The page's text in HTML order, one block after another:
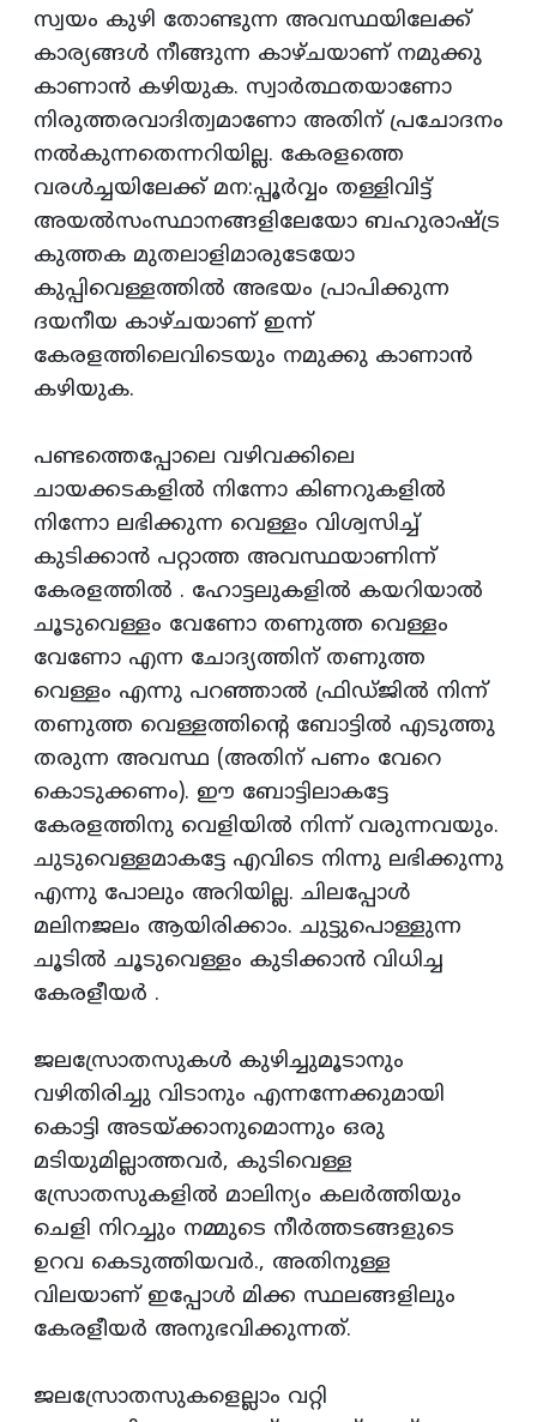
സ്വയം കുഴി തോണ്ടുന്ന അവസ്ഥയിലേക്ക്‌
കാര്യങ്ങള്‍ നീങ്ങുന്ന കാഴ്‌ചയാണ്‌ നമുക്കു
കാണാന്‍ കഴിയുക. സ്വാര്‍ത്ഥതയാണോ
നിരുത്തരവാദിത്വമാണോ അതിന്‌ പ്രചോദനം
നല്‍കുന്നതെന്നറിയില്ല. കേരളത്തെ
വരള്‍ച്ചയിലേക്ക്‌ മന:പ്പൂര്‍വ്വം തള്ളിവിട്ട്‌
അയല്‍സംസ്ഥാനങ്ങളിലേയോ ബഹുരാഷ്ട്ര
കുത്തക മുതലാളിമാരുടേയോ
കുപ്പിവെള്ളത്തില്‍ അഭയം പ്രാപിക്കുന്ന
ദയനീയ കാഴ്‌ചയാണ്‌ ഇന്ന്‌
കേരളത്തിലെവിടെയും നമുക്കു കാണാന്‍
കഴിയുക.
പണ്ടത്തെപ്പോലെ വഴിവക്കിലെ
ചായക്കടകളില്‍ നിന്നോ കിണറുകളില്‍
നിന്നോ ലഭിക്കുന്ന വെള്ളം വിശ്വസിച്ച്‌
കുടിക്കാന്‍ പറ്റാത്ത അവസ്ഥയാണിന്ന്‌
കേരളത്തില്‍ . ഹോട്ടലുകളില്‍ കയറിയാല്‍
ചൂടുവെള്ളം വേണോ തണുത്ത വെള്ളം
വേണോ എന്ന ചോദ്യത്തിന്‌ തണുത്ത
വെള്ളം എന്നു പറഞ്ഞാല്‍ ഫ്രിഡ്‌ജില്‍ നിന്ന്‌
തണുത്ത വെള്ളത്തിന്റെ ബോട്ടില്‍ എടുത്തു
തരുന്ന അവസ്ഥ (അതിന്‌ പണം വേറെ
കൊടുക്കണം). ഈ ബോട്ടിലാകട്ടേ
കേരളത്തിനു വെളിയില്‍ നിന്ന്‌ വരുന്നവയും.
ചുടുവെള്ളമാകട്ടേ എവിടെ നിന്നു ലഭിക്കുന്നു
എന്നു പോലും അറിയില്ല. ചിലപ്പോള്‍
മലിനജലം ആയിരിക്കാം. ചുട്ടുപൊള്ളുന്ന
ചൂടില്‍ ചൂടുവെള്ളം കുടിക്കാന്‍ വിധിച്ച
കേരളീയര്‍ .
ജലസ്രോതസുകള്‍ കുഴിച്ചുമൂടാനും
വഴിതിരിച്ചു വിടാനും എന്നന്നേക്കുമായി
കൊട്ടി അടയ്‌ക്കാനുമൊന്നും ഒരു
മടിയുമില്ലാത്തവര്‍, കുടിവെള്ള
സ്രോതസുകളില്‍ മാലിന്യം കലര്‍ത്തിയും
ചെളി നിറച്ചും നമ്മുടെ നീര്‍ത്തടങ്ങളുടെ
ഉറവ കെടുത്തിയവര്‍., അതിനുള്ള
വിലയാണ്‌ ഇപ്പോള്‍ മിക്ക സ്ഥലങ്ങളിലും
കേരളീയര്‍ അനുഭവിക്കുന്നത്‌.
ജലസ്രോതസുകളെല്ലാം വറ്റി